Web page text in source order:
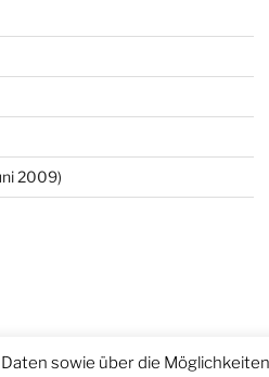
2009)
sowie über die